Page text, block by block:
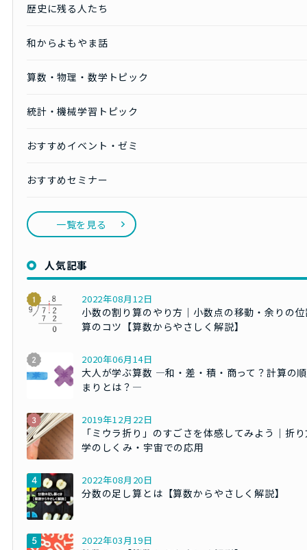
歴史に残る人たち
和からよもやま話
算数・物理・数学トピック
統計・機械学習トピック
おすすめイベント・ゼミ
おすすめセミナー
一覧を見る
人気記事
2022年08月12日
小数の割り算のやり方｜小数点の移動・余りの
算のコツ【算数からやさしく解説】
2020年06月14日
大人が学ぶ算数 ―和・差・積・商って？計算の
まりとは？―
2019年12月22日
「ミウラ折り」のすごさを体感してみよう｜折
学のしくみ・宇宙での応用
2022年08月20日
分数の足し算とは【算数からやさしく解説】
2022年03月19日